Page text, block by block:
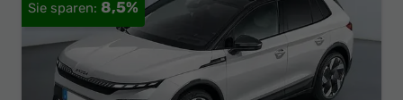
8,5%